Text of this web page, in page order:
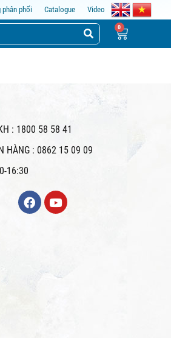
phân phối Catalogue Video
: 1800 58 58 41
HÀNG : 0862 15 09 09
16:30